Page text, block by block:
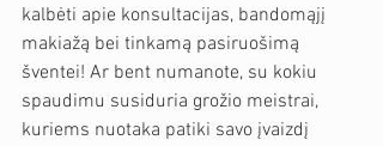
kalbėti apie konsultacijas, bandomąjį
makiažą bei tinkamą pasiruošimą
šventei! Ar bent numanote, su kokiu
spaudimu susiduria grožio meistrai,
kuriems nuotaka patiki savo įvaizdį